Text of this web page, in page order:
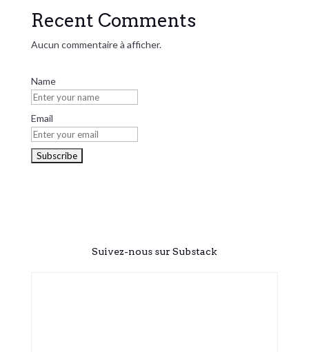
Recent Comments
Aucun commentaire à afficher.
Name
Email
Suivez-nous sur Substack